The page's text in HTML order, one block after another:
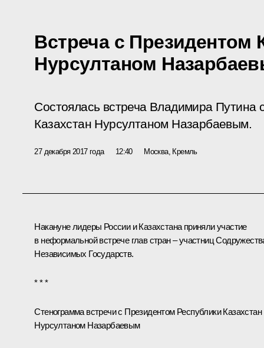
Встреча с Президентом
Нурсултаном
Состоялась встреча Владимира Путина
Казахстан Нурсултаном Назарбаевым.
27 декабря 2017 года 12:40 Москва, Кремль
Накануне лидеры России и Казахстана приняли участие
в неформальной встрече глав стран – участниц
Независимых Государств.
* * *
Стенограмма встречи с Президентом Республики Казахстан
Нурсултаном Назарбаевым